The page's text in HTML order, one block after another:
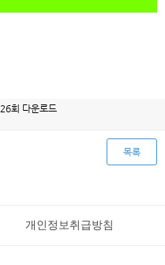
26회 다운로드
목록
개인정보취급방침